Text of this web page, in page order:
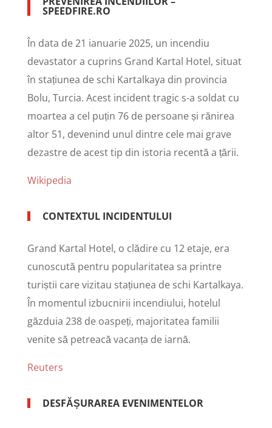
SPEEDFIRE.RO
În data de 21 ianuarie 2025, un incendiu
devastator a cuprins Grand Kartal Hotel, situat
în stațiunea de schi Kartalkaya din provincia
Bolu, Turcia. Acest incident tragic s-a soldat cu
moartea a cel puțin 76 de persoane și rănirea
altor 51, devenind unul dintre cele mai grave
dezastre de acest tip din istoria recentă a țării.
Wikipedia
CONTEXTUL INCIDENTULUI
Grand Kartal Hotel, o clădire cu 12 etaje, era
cunoscută pentru popularitatea sa printre
turiștii care vizitau stațiunea de schi Kartalkaya.
În momentul izbucnirii incendiului, hotelul
găzduia 238 de oaspeți, majoritatea familii
venite să petreacă vacanța de iarnă.
Reuters
DESFĂȘURAREA EVENIMENTELOR